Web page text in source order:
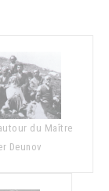
du Maître
Deunov